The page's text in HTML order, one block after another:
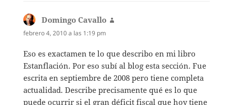
Domingo Cavallo
febrero 4, 2010 a las 1:19 pm
Eso es exactamen te lo que describo en mi libro
Estanflación. Por eso subí al blog esta sección. Fue
escrita en septiembre de 2008 pero tiene completa
actualidad. Describe precisamente qué es lo que
puede ocurrir si el gran déficit fiscal que hoy tiene